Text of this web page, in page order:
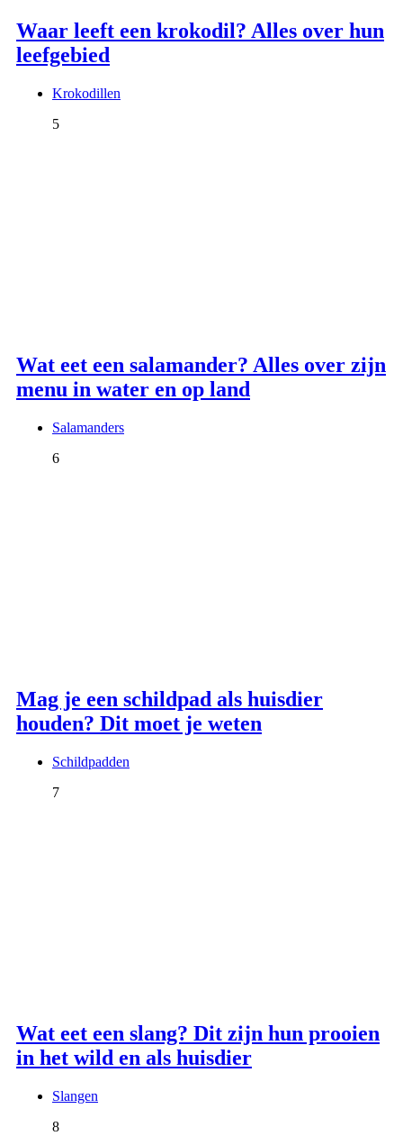
Waar leeft een krokodil? Alles over hun
leefgebied
Krokodillen
5
Wat eet een salamander? Alles over zijn
menu in water en op land
Salamanders
6
Mag je een schildpad als huisdier
houden? Dit moet je weten
Schildpadden
7
Wat eet een slang? Dit zijn hun prooien
in het wild en als huisdier
Slangen
8